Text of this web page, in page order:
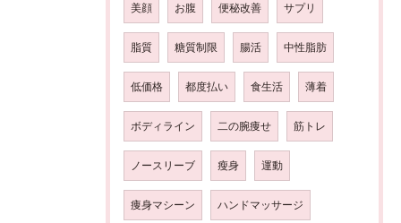
美顔 お腹 便秘改善 サプリ
脂質 糖質制限 腸活 中性脂肪
低価格 都度払い 食生活 薄着
ボディライン 二の腕痩せ 筋トレ
ノースリーブ 瘦身 運動
痩身マシーン ハンドマッサージ